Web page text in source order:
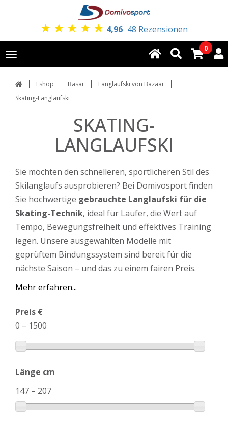
★ ★ ★ ★ ★ 4,96 48 Rezensionen
Toggle
navigation
0
Eshop Basar
Langlaufski von Bazaar
Skating-Langlaufski
SKATING-
LANGLAUFSKI
Sie möchten den schnelleren, sportlicheren Stil des
Skilanglaufs ausprobieren? Bei Domivosport finden
Sie hochwertige gebrauchte Langlaufski für die
Skating-Technik, ideal für Läufer, die Wert auf
Tempo, Bewegungsfreiheit und effektives Training
legen. Unsere ausgewählten Modelle mit
geprüftem Bindungssystem sind bereit für die
nächste Saison – und das zu einem fairen Preis.
Mehr erfahren...
Preis €
0 – 1500
Länge cm
147 – 207